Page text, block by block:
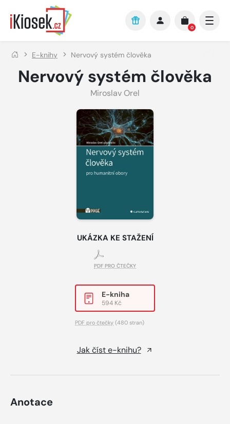
Přejít na hlavní obsah
0
E-knihy Nervový systém člověka
Nervový systém člověka
Miroslav Orel
UKÁZKA KE STAŽENÍ
PDF PRO ČTEČKY
E-kniha
594 Kč
PDF pro čtečky (480 stran)
Jak číst e-knihu?
Anotace